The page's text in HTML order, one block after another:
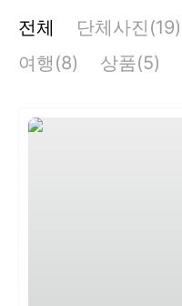
전체 단체사진(19)
여행(8)
상품(5)